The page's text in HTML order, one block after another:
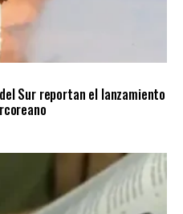
Sur reportan el lanzamiento